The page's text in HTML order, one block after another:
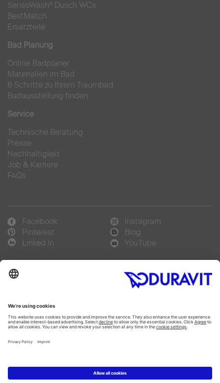
SensoWash® Dusch WCs
BestMatch
Ersatzteile
Bad Planung
Online Badplaner
Materialien im Bad
6 Schritte zu Ihrem Traumbad
Badausstellung finden
Service
Technische Beratung
Presse
Nachhaltigkeit
Job & Karriere
FAQs
Facebook
Instagram
Pinterest
Blog
Linked In
YouTube
Sprachauswahl:
Français
Italiano
Hinweisgebersystem